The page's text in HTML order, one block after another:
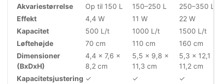
Akvariestørrelse
Op til 150 L 150–250 L
250–350 L
Effekt
4,4 W 11 W
22 W
Kapacitet
500 L/t 1000 L/t
1500 L/t
Løftehøjde
70 cm 110 cm
160 cm
Dimensioner
(BxDxH)
4,4 x 7,6 x
8,2 cm
5,5 x 9,8 x
11,3 cm
5,3 x 12,1 x
11,2 cm
Kapacitetsjustering ✓ ✓
✓